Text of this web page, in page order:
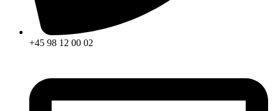
+45 98 12 00 02